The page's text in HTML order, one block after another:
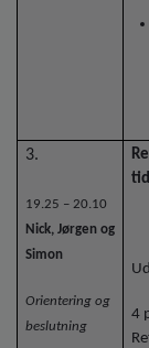
3.
19.25 – 20.10
Nick, Jørgen og
Simon
Orientering og
beslutning
4